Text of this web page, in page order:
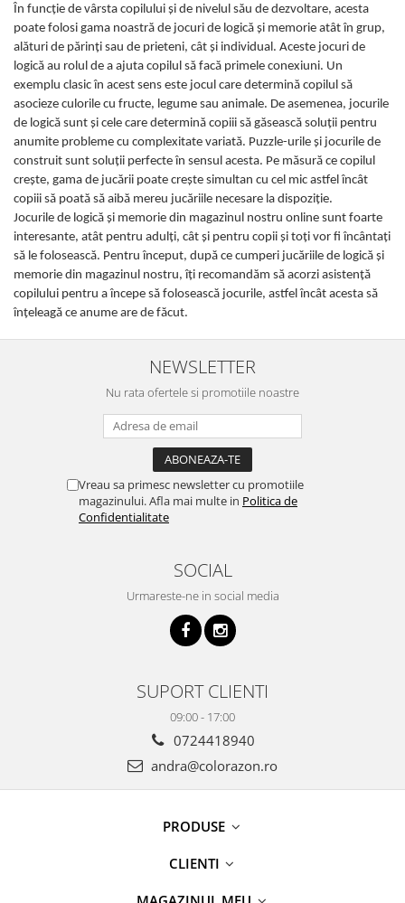
În funcţie de vârsta copilului şi de nivelul său de dezvoltare, acesta
poate folosi gama noastră de jocuri de logică şi memorie atât în grup,
alături de părinţi sau de prieteni, cât şi individual. Aceste jocuri de
logică au rolul de a ajuta copilul să facă primele conexiuni. Un
exemplu clasic în acest sens este jocul care determină copilul să
asocieze culorile cu fructe, legume sau animale. De asemenea, jocurile
de logică sunt şi cele care determină copiii să găsească soluţii pentru
anumite probleme cu complexitate variată. Puzzle-urile şi jocurile de
construit sunt soluţii perfecte în sensul acesta. Pe măsură ce copilul
creşte, gama de jucării poate creşte simultan cu cel mic astfel încât
copiii să poată să aibă mereu jucăriile necesare la dispoziţie.
Jocurile de logică şi memorie din magazinul nostru online sunt foarte
interesante, atât pentru adulţi, cât şi pentru copii şi toţi vor fi încântaţi
să le folosească. Pentru început, după ce cumperi jucăriile de logică şi
memorie din magazinul nostru, îţi recomandăm să acorzi asistenţă
copilului pentru a începe să folosească jocurile, astfel încât acesta să
înţeleagă ce anume are de făcut.
NEWSLETTER
Nu rata ofertele si promotiile noastre
Vreau sa primesc newsletter cu promotiile
magazinului. Afla mai multe in Politica de
Confidentialitate
SOCIAL
Urmareste-ne in social media
SUPORT CLIENTI
09:00 - 17:00
0724418940
andra@colorazon.ro
PRODUSE
CLIENTI